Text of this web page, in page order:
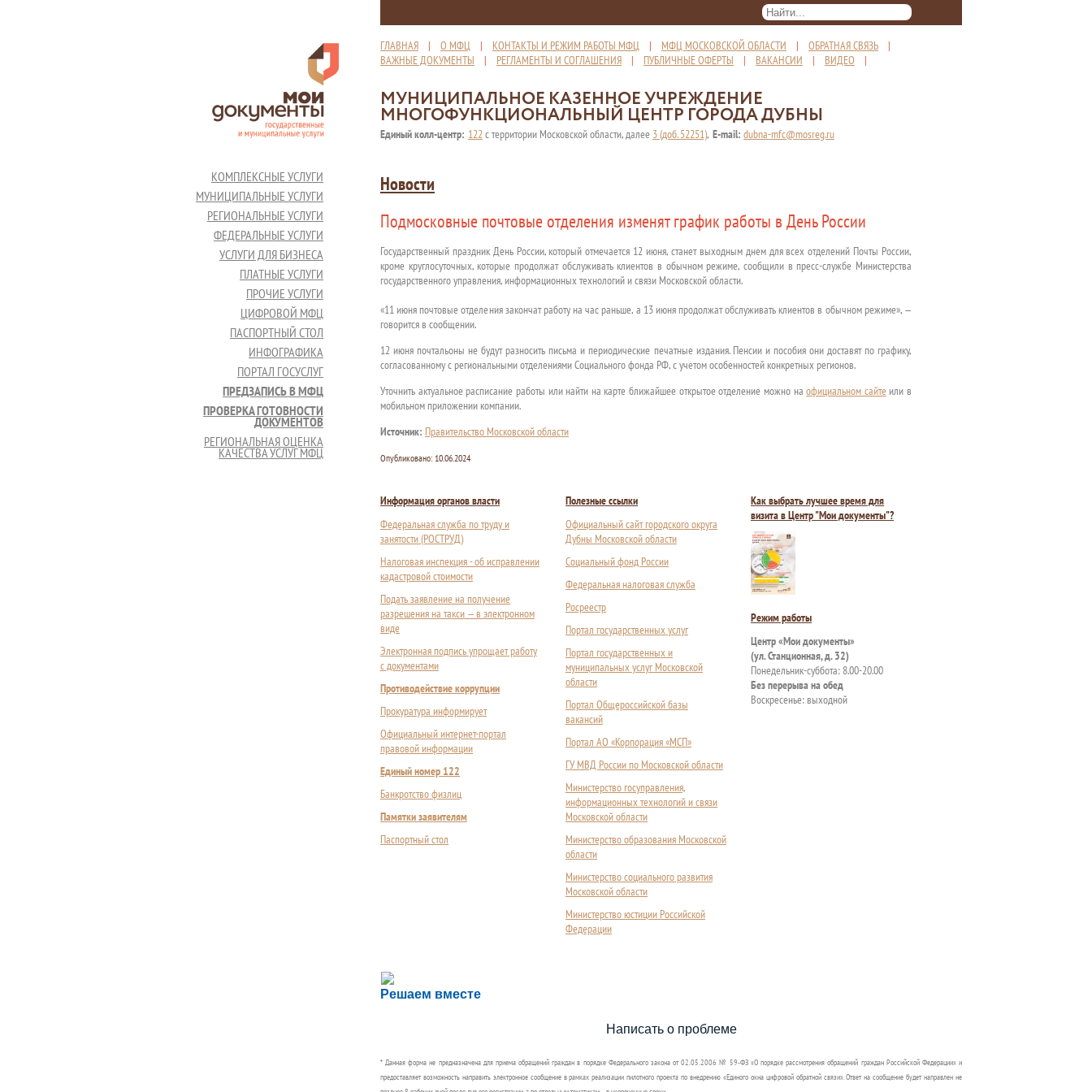
ГЛАВНАЯ | О МФЦ | КОНТАКТЫ И РЕЖИМ РАБОТЫ МФЦ | МФЦ МОСКОВСКОЙ ОБЛАСТИ | ОБРАТНАЯ СВЯЗЬ |
ВАЖНЫЕ ДОКУМЕНТЫ | РЕГЛАМЕНТЫ И СОГЛАШЕНИЯ | ПУБЛИЧНЫЕ ОФЕРТЫ | ВАКАНСИИ | ВИДЕО |
МУНИЦИПАЛЬНОЕ КАЗЕННОЕ УЧРЕЖДЕНИЕ
МНОГОФУНКЦИОНАЛЬНЫЙ ЦЕНТР ГОРОДА ДУБНЫ
Единый колл-центр: 122с территории Московской области, далее 3 (доб. 52251), E-mail: dubna-mfc@mosreg.ru
КОМПЛЕКСНЫЕ УСЛУГИ
МУНИЦИПАЛЬНЫЕ УСЛУГИ
РЕГИОНАЛЬНЫЕ УСЛУГИ
ФЕДЕРАЛЬНЫЕ УСЛУГИ
УСЛУГИ ДЛЯ БИЗНЕСА
ПЛАТНЫЕ УСЛУГИ
ПРОЧИЕ УСЛУГИ
ЦИФРОВОЙ МФЦ
ПАСПОРТНЫЙ СТОЛ
ИНФОГРАФИКА
ПОРТАЛ ГОСУСЛУГ
ПРЕДЗАПИСЬ В МФЦ
ПРОВЕРКА ГОТОВНОСТИ
ДОКУМЕНТОВ
РЕГИОНАЛЬНАЯ ОЦЕНКА
КАЧЕСТВА УСЛУГ МФЦ
Новости
Подмосковные почтовые отделения изменят график работы в День России
Государственный праздник День России, который отмечается 12 июня, станет выходным днем для всех отделений Почты России,
кроме круглосуточных, которые продолжат обслуживать клиентов в обычном режиме, сообщили в пресс-службе Министерства
государственного управления, информационных технологий и связи Московской области.
«11 июня почтовые отделения закончат работу на час раньше, а 13 июня продолжат обслуживать клиентов в обычном режиме», —
говорится в сообщении.
12 июня почтальоны не будут разносить письма и периодические печатные издания. Пенсии и пособия они доставят по графику,
согласованному с региональными отделениями Социального фонда РФ, с учетом особенностей конкретных регионов.
Уточнить актуальное расписание работы или найти на карте ближайшее открытое отделение можно наофициальном сайтеили в
мобильном приложении компании.
Источник: Правительство Московской области
Опубликовано: 10.06.2024
Информация органов власти
Федеральная служба по труду и
занятости (РОСТРУД)
Налоговая инспекция - об исправлении
кадастровой стоимости
Подать заявление на получение
разрешения на такси — в электронном
виде
Электронная подпись упрощает работу
с документами
Противодействие коррупции
Прокуратура информирует
Официальный интернет-портал
правовой информации
Единый номер 122
Банкротство физлиц
Памятки заявителям
Паспортный стол
Полезные ссылки
Официальный сайт городского округа
Дубны Московской области
Социальный фонд России
Федеральная налоговая служба
Росреестр
Портал государственных услуг
Портал государственных и
муниципальных услуг Московской
области
Портал Общероссийской базы
вакансий
Портал АО «Корпорация «МСП»
ГУ МВД России по Московской области
Министерство госуправления,
информационных технологий и связи
Московской области
Министерство образования Московской
области
Министерство социального развития
Московской области
Министерство юстиции Российской
Федерации
Как выбрать лучшее время для
визита в Центр "Мои документы"?
Режим работы
Центр «Мои документы»
(ул. Станционная, д. 32)
Понедельник-суббота: 8.00-20.00
Без перерыва на обед
Воскресенье: выходной
Решаем вместе
Сложности с получением социальной выплаты или пособия?
Сообщите об этом
Написать о проблеме
* Данная форма не предназначена для приема обращений граждан в порядке Федерального закона от 02.05.2006 № 59-ФЗ «О порядке рассмотрения обращений граждан Российской Федерации» и
предоставляет возможность направить электронное сообщение в рамках реализации пилотного проекта по внедрению «Единого окна цифровой обратной связи». Ответ на сообщение будет направлен не